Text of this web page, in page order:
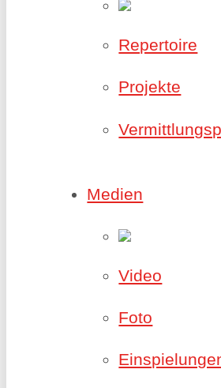
Repertoire
Projekte
Medien
Video
Foto